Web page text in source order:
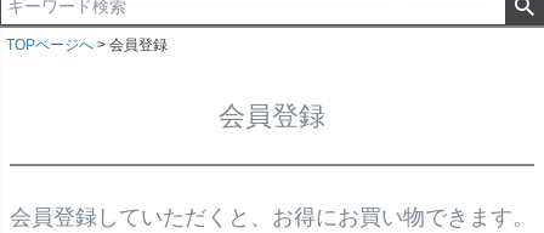
TOPページへ 会員登録
会員登録
会員登録していただくと、お得にお買い物できます。